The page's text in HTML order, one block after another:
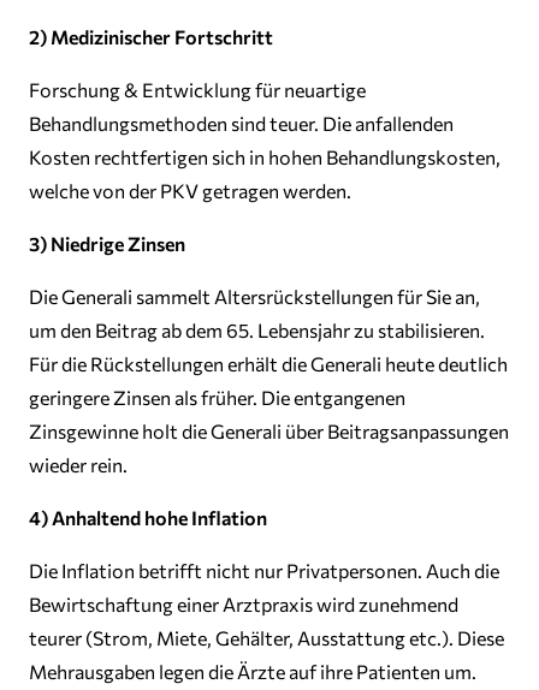
2) Medizinischer Fortschritt
Forschung & Entwicklung für neuartige
Behandlungsmethoden sind teuer. Die anfallenden
Kosten rechtfertigen sich in hohen Behandlungskosten,
welche von der PKV getragen werden.
3) Niedrige Zinsen
Die Generali sammelt Altersrückstellungen für Sie an,
um den Beitrag ab dem 65. Lebensjahr zu stabilisieren.
Für die Rückstellungen erhält die Generali heute deutlich
geringere Zinsen als früher. Die entgangenen
Zinsgewinne holt die Generali über Beitragsanpassungen
wieder rein.
4) Anhaltend hohe Inflation
Die Inflation betrifft nicht nur Privatpersonen. Auch die
Bewirtschaftung einer Arztpraxis wird zunehmend
teurer (Strom, Miete, Gehälter, Ausstattung etc.). Diese
Mehrausgaben legen die Ärzte auf ihre Patienten um.